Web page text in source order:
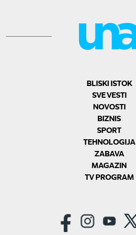
BLISKI ISTOK
SVE VESTI
NOVOSTI
BIZNIS
SPORT
TEHNOLOGIJA
ZABAVA
MAGAZIN
TV PROGRAM